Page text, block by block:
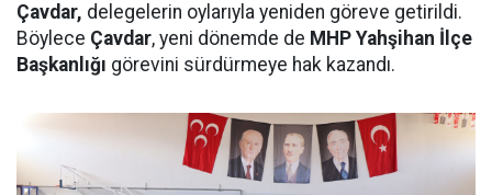
Çavdar, delegelerin oylarıyla yeniden göreve getirildi.
Böylece Çavdar, yeni dönemde de MHP Yahşihan İlçe
Başkanlığı görevini sürdürmeye hak kazandı.